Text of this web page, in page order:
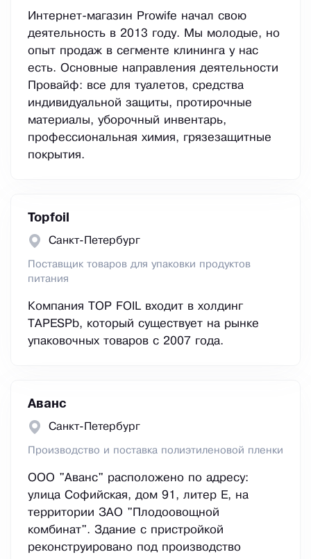
Интернет-магазин Prowife начал свою
деятельность в 2013 году. Мы молодые, но
опыт продаж в сегменте клининга у нас
есть. Основные направления деятельности
Провайф: все для туалетов, средства
индивидуальной защиты, протирочные
материалы, уборочный инвентарь,
профессиональная химия, грязезащитные
покрытия.
Topfoil
Санкт-Петербург
Поставщик товаров для упаковки продуктов
питания
Компания TOP FOIL входит в холдинг
TAPESPb, который существует на рынке
упаковочных товаров с 2007 года.
Аванс
Санкт-Петербург
Производство и поставка полиэтиленовой пленки
ООО "Аванс" расположено по адресу:
улица Софийская, дом 91, литер Е, на
территории ЗАО "Плодоовощной
комбинат". Здание с пристройкой
реконструировано под производство